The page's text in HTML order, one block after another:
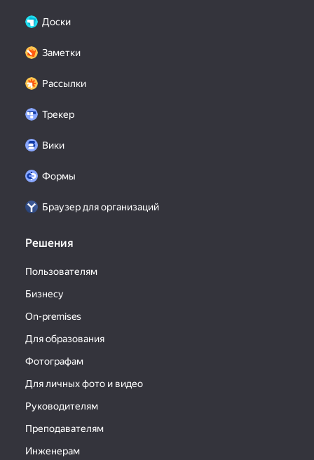
Доски
Заметки
Рассылки
Трекер
Вики
Формы
Браузер для организаций
Решения
Пользователям
Бизнесу
On-premises
Для образования
Фотографам
Для личных фото и видео
Руководителям
Преподавателям
Инженерам